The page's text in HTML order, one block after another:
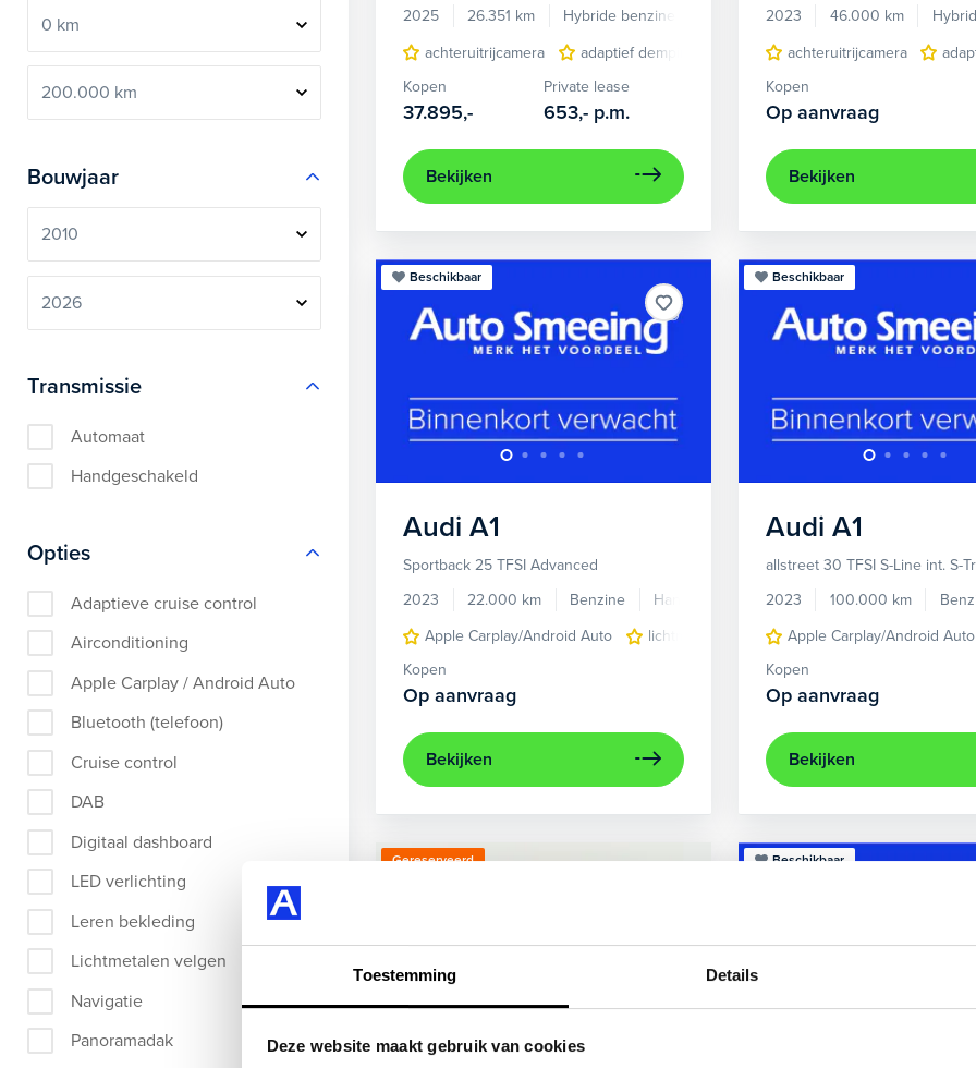
Toestemming Details
Deze website maakt gebruik van cookies
Bouwjaar
Transmissie
Automaat
Handgeschakeld
Opties
Adaptieve cruise control
Airconditioning
Apple Carplay / Android Auto
Bluetooth (telefoon)
Cruise control
DAB
Digitaal dashboard
LED verlichting
Leren bekleding
Lichtmetalen velgen
Navigatie
Panoramadak
2025
26.351 km Hybride benzine
Automaat
achteruitrijcamera
adaptief demping systeem audio installatie premium
Kopen
37.895,-
Private lease
653,- p.m.
Bekijken
2023
46.000 km
achteruitrijcamera
Kopen
Op aanvraag
Bekijken
Beschikbaar
Audi A1
Sportback 25 TFSI Advanced
2023
22.000 km Benzine
Handgeschakeld
Apple Carplay/Android Auto
lichtmetalen velgen 5-spaaks 17"
Kopen
Op aanvraag
Bekijken
Beschikbaar
Audi A1
allstreet 30 TFSI S-Line int. S-
2023
100.000 km
Apple Carplay/Android Auto
Kopen
Op aanvraag
Bekijken
Gereserveerd Beschikbaar